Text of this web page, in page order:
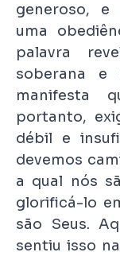
generoso, e
uma
palavra
soberana
manifesta
portanto,
débil e
devemos
a qual nós
glorificá-lo
são Seus.
sentiu isso